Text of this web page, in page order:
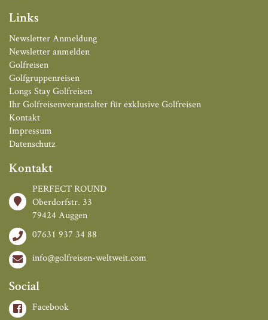
Links
Newsletter Anmeldung
Newsletter anmelden
Golfreisen
Golfgruppenreisen
Longs Stay Golfreisen
Ihr Golfreisenveranstalter für exklusive Golfreisen
Kontakt
Impressum
Datenschutz
Kontakt
PERFECT ROUND
Oberdorfstr. 33
79424 Auggen
07631 937 34 88
info@golfreisen-weltweit.com
Social
Facebook